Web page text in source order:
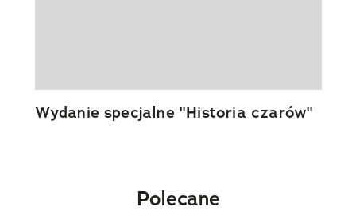
Wydanie specjalne "Historia czarów"
Polecane